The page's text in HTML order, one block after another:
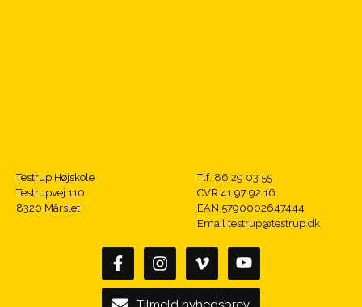
Testrup Højskole
Testrupvej 110
8320 Mårslet
Tlf. 86 29 03 55
CVR 41 97 92 16
EAN 5790002647444
Email testrup@testrup.dk